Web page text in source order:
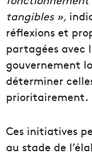
tangibles »,
réflexions et
partagées avec
gouvernement
déterminer
prioritairement.
Ces initiatives
au stade de